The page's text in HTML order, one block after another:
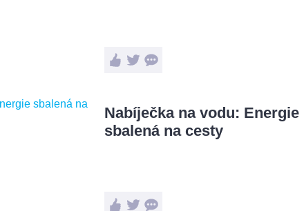
Nabíječka na vodu: Energie
sbalená na cesty